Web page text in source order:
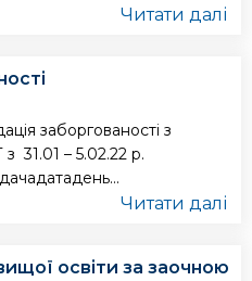
Читати далі
заборгованості з
31.01 – 5.02.22 р.
Читати далі
освіти за заочною